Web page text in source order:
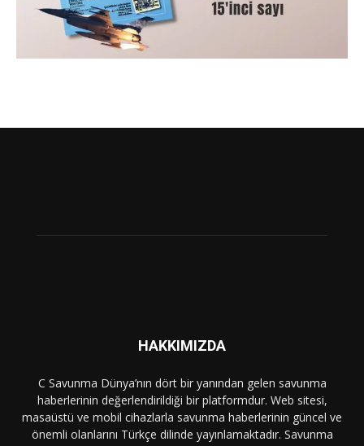
HAKKIMIZDA
C Savunma Dünya’nın dört bir yanından gelen savunma
haberlerinin değerlendirildiği bir platformdur. Web sitesi,
masaüstü ve mobil cihazlarla savunma haberlerinin güncel ve
önemli olanlarını Türkçe dilinde yayınlamaktadır. Savunma